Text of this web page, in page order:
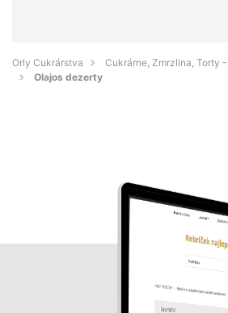
Orly Cukrárstva
Cukrárne, Zmrzlina, Torty
Olajos dezerty